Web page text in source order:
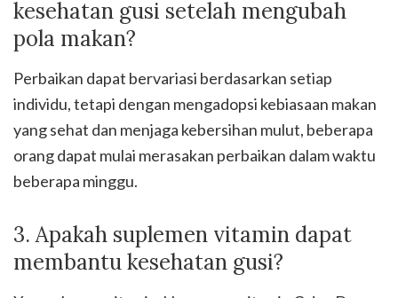
kesehatan gusi setelah mengubah
pola makan?
Perbaikan dapat bervariasi berdasarkan setiap
individu, tetapi dengan mengadopsi kebiasaan makan
yang sehat dan menjaga kebersihan mulut, beberapa
orang dapat mulai merasakan perbaikan dalam waktu
beberapa minggu.
3. Apakah suplemen vitamin dapat
membantu kesehatan gusi?